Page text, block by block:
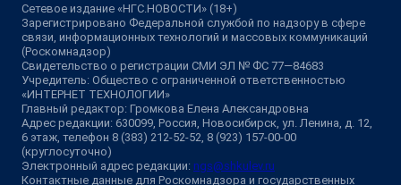
Сетевое издание «НГС.НОВОСТИ» (18+)
Зарегистрировано Федеральной службой по надзору в сфере
связи, информационных технологий и массовых коммуникаций
(Роскомнадзор)
Свидетельство о регистрации СМИ ЭЛ № ФС 77—84683
Учредитель: Общество с ограниченной ответственностью
«ИНТЕРНЕТ ТЕХНОЛОГИИ»
Главный редактор: Громкова Елена Александровна
Адрес редакции: 630099, Россия, Новосибирск, ул. Ленина, д. 12,
6 этаж, телефон 8 (383) 212-52-52, 8 (923) 157-00-00
(круглосуточно)
Электронный адрес редакции: ngs@shkulev.ru
Контактные данные для Роскомнадзора и государственных